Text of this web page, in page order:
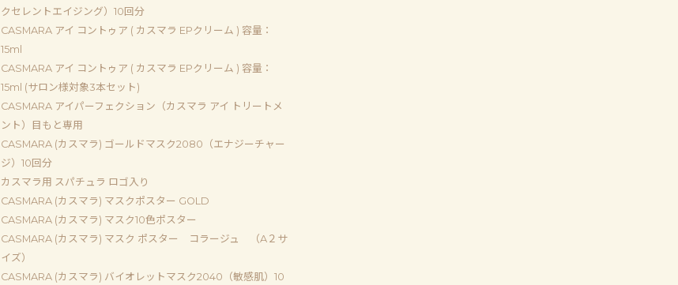
クセレントエイジング）10回分
CASMARA アイ コントゥア ( カスマラ EPクリーム ) 容量：
15ml
CASMARA アイ コントゥア ( カスマラ EPクリーム ) 容量：
15ml (サロン様対象3本セット)
CASMARA アイパーフェクション（カスマラ アイ トリートメ
ント）目もと専用
CASMARA (カスマラ) ゴールドマスク2080（エナジーチャー
ジ）10回分
カスマラ用 スパチュラ ロゴ入り
CASMARA (カスマラ) マスクポスター GOLD
CASMARA (カスマラ) マスク10色ポスター
CASMARA (カスマラ) マスク ポスター コラージュ （A２サ
イズ）
CASMARA (カスマラ) バイオレットマスク2040（敏感肌）10